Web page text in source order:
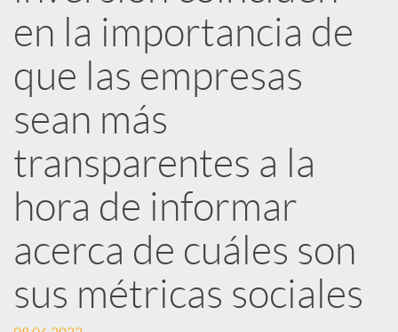
d
e
s
S
o
c
en la importancia de
que las empresas
sean más
transparentes a la
hora de informar
acerca de cuáles son
sus métricas sociales